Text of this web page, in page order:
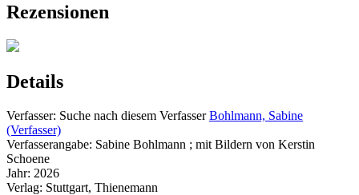
Rezensionen
Details
Verfasser: Suche nach diesem Verfasser Bohlmann, Sabine
(Verfasser)
Verfasserangabe: Sabine Bohlmann ; mit Bildern von Kerstin
Schoene
Jahr: 2026
Verlag: Stuttgart, Thienemann